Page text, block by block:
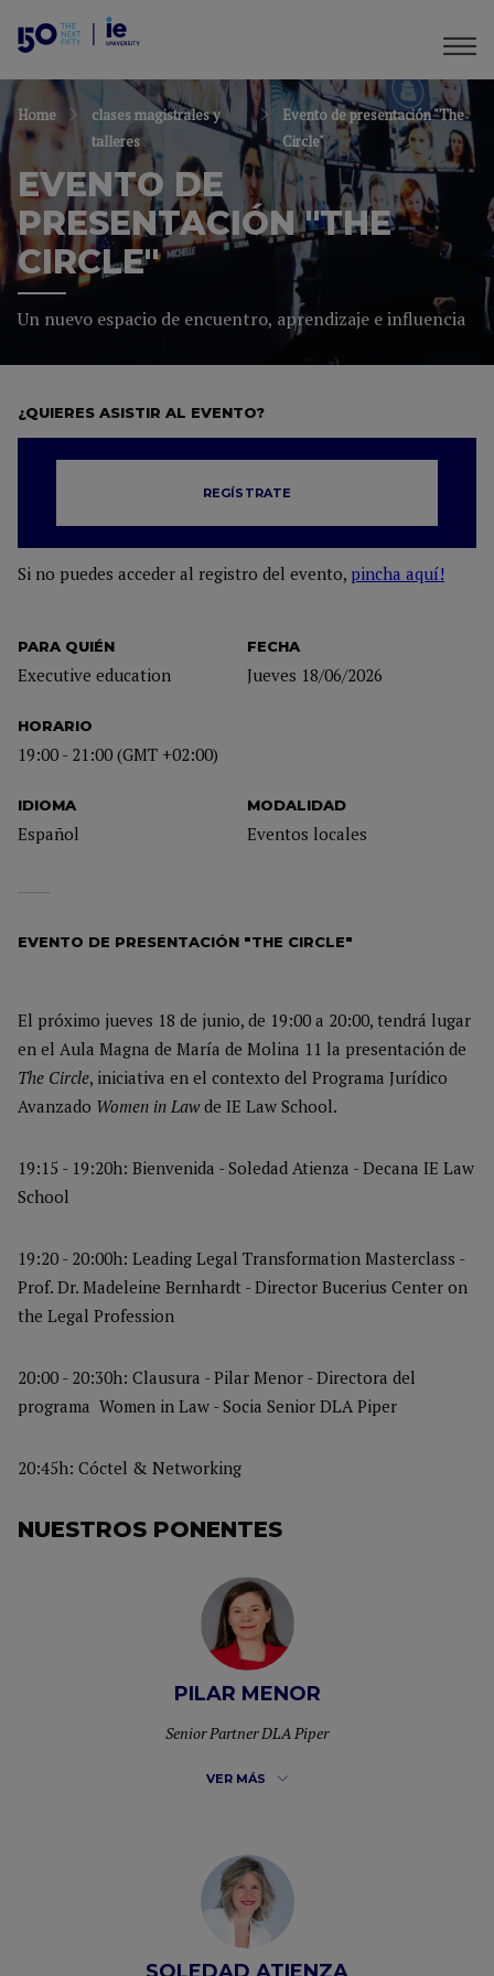
Home
clases magistrales y
talleres
Evento de presentación "The
Circle"
EVENTO DE
PRESENTACIÓN "THE
CIRCLE"
Un nuevo espacio de encuentro, aprendizaje e influencia
PARA QUIÉN
Executive education
FECHA
Jueves 18/06/2026
HORARIO
19:00 - 21:00 (GMT +02:00)
IDIOMA
Español
MODALIDAD
Eventos locales
¿QUIERES ASISTIR AL EVENTO?
REGÍSTRATE
Si no puedes acceder al registro del evento, pincha aquí!
EVENTO DE PRESENTACIÓN "THE CIRCLE"
El próximo jueves 18 de junio, de 19:00 a 20:00, tendrá lugar
en el Aula Magna de María de Molina 11 la presentación de
The Circle, iniciativa en el contexto del Programa Jurídico
Avanzado Women in Lawde IE Law School.
19:15 - 19:20h: Bienvenida - Soledad Atienza - Decana IE Law
School
19:20 - 20:00h: Leading Legal Transformation Masterclass -
Prof. Dr. Madeleine Bernhardt - Director Bucerius Center on
the Legal Profession
20:00 - 20:30h: Clausura - Pilar Menor - Directora del
programa Women in Law - Socia Senior DLA Piper
20:45h: Cóctel & Networking
NUESTROS PONENTES
PILAR MENOR
Senior Partner DLA Piper
VER MÁS
de la oficina de Madrid.
Tiene amplia experiencia en todos los ámbitos del derecho